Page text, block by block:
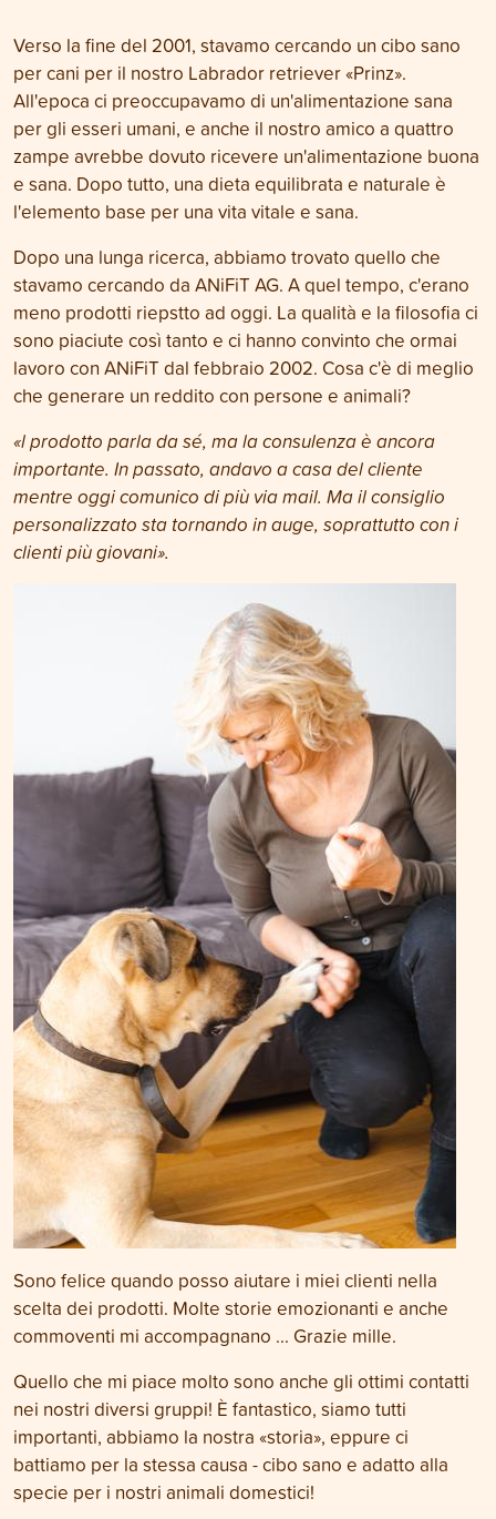
Verso la fine del 2001, stavamo cercando un cibo sano
per cani per il nostro Labrador retriever «Prinz».
All'epoca ci preoccupavamo di un'alimentazione sana
per gli esseri umani, e anche il nostro amico a quattro
zampe avrebbe dovuto ricevere un'alimentazione buona
e sana. Dopo tutto, una dieta equilibrata e naturale è
l'elemento base per una vita vitale e sana.
Dopo una lunga ricerca, abbiamo trovato quello che
stavamo cercando da ANiFiT AG. A quel tempo, c'erano
meno prodotti riepstto ad oggi. La qualità e la filosofia ci
sono piaciute così tanto e ci hanno convinto che ormai
lavoro con ANiFiT dal febbraio 2002. Cosa c'è di meglio
che generare un reddito con persone e animali?
«l prodotto parla da sé, ma la consulenza è ancora
importante. In passato, andavo a casa del cliente
mentre oggi comunico di più via mail. Ma il consiglio
personalizzato sta tornando in auge, soprattutto con i
clienti più giovani».
Sono felice quando posso aiutare i miei clienti nella
scelta dei prodotti. Molte storie emozionanti e anche
commoventi mi accompagnano ... Grazie mille.
Quello che mi piace molto sono anche gli ottimi contatti
nei nostri diversi gruppi! È fantastico, siamo tutti
importanti, abbiamo la nostra «storia», eppure ci
battiamo per la stessa causa - cibo sano e adatto alla
specie per i nostri animali domestici!